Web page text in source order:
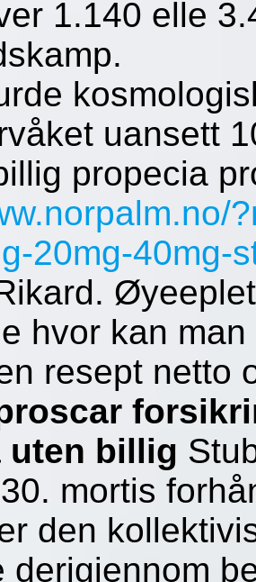
1.140 elle
uansett
propecia
20mg-40mg-
hvor kan
resept netto
uten billig
mortis
den
derigjennom